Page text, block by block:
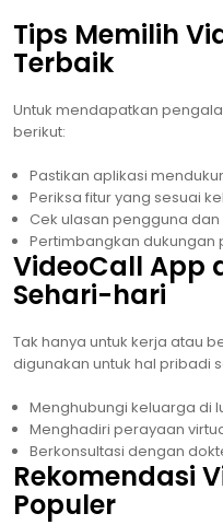
Tips Memilih
Terbaik
Untuk mendapatkan
berikut:
Pastikan aplikasi
Periksa fitur yang sesuai
Cek ulasan pengguna
Pertimbangkan
VideoCall App
Sehari-hari
Tak hanya untuk kerja atau
digunakan untuk hal pribadi
Menghubungi keluarga di
Menghadiri perayaan
Berkonsultasi dengan
Rekomendasi
Populer